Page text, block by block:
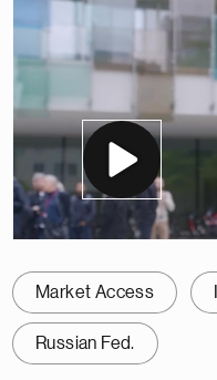
Market Access
Russian Fed.